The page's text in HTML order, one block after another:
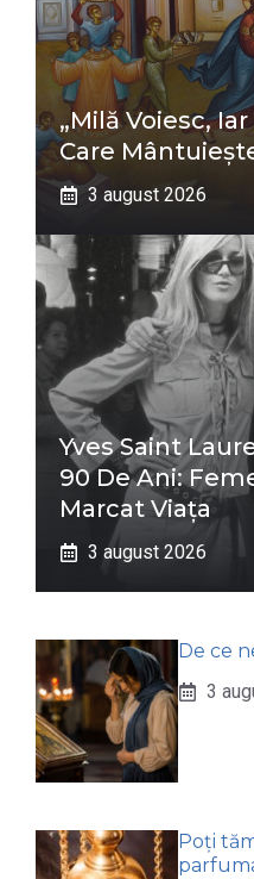
„Milă Voiesc,
Care
3 august 2026
Yves Saint
90 De Ani:
Marcat Viața
3 august 2026
De ce
3
Poți